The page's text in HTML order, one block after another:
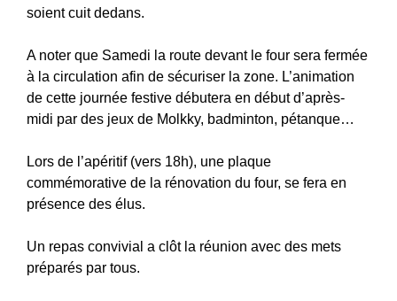
soient cuit dedans.
A noter que Samedi la route devant le four sera fermée
à la circulation afin de sécuriser la zone. L’animation
de cette journée festive débutera en début d’après-
midi par des jeux de Molkky, badminton, pétanque…
Lors de l’apéritif (vers 18h), une plaque
commémorative de la rénovation du four, se fera en
présence des élus.
Un repas convivial a clôt la réunion avec des mets
préparés par tous.